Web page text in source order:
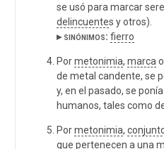
se usó para marcar
delincuentes y otros).
▸ sinónimos: fierro
Pormetonimia, marca o
de metal candente, se
y, en el pasado, se
humanos, tales como
Pormetonimia,
que pertenecen a una